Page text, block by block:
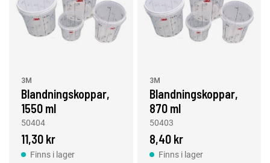
3M
Blandningskoppar,
1550 ml
50404
11,30 kr
Finns i lager
3M
Blandningskoppar,
870 ml
50403
8,40 kr
Finns i lager